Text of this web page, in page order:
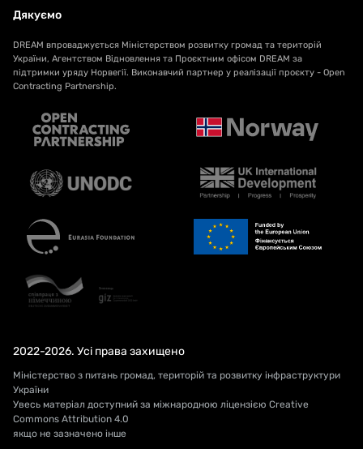
Дякуємо
DREAM впроваджується Міністерством розвитку громад та територій
України, Агентством Відновлення та Проєктним офісом DREAM за
підтримки уряду Норвегії. Виконавчий партнер у реалізації проєкту - Open
Contracting Partnership.
2022-2026. Усі права захищено
Міністерство з питань громад, територій та розвитку інфраструктури
України
Увесь матеріал доступний за міжнародною ліцензією Creative
Commons Attribution 4.0
якщо не зазначено інше